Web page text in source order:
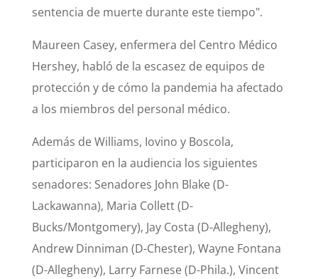
sentencia de muerte durante este tiempo".
Maureen Casey, enfermera del Centro Médico
Hershey, habló de la escasez de equipos de
protección y de cómo la pandemia ha afectado
a los miembros del personal médico.
Además de Williams, Iovino y Boscola,
participaron en la audiencia los siguientes
senadores: Senadores John Blake (D-
Lackawanna), Maria Collett (D-
Bucks/Montgomery), Jay Costa (D-Allegheny),
Andrew Dinniman (D-Chester), Wayne Fontana
(D-Allegheny), Larry Farnese (D-Phila.), Vincent